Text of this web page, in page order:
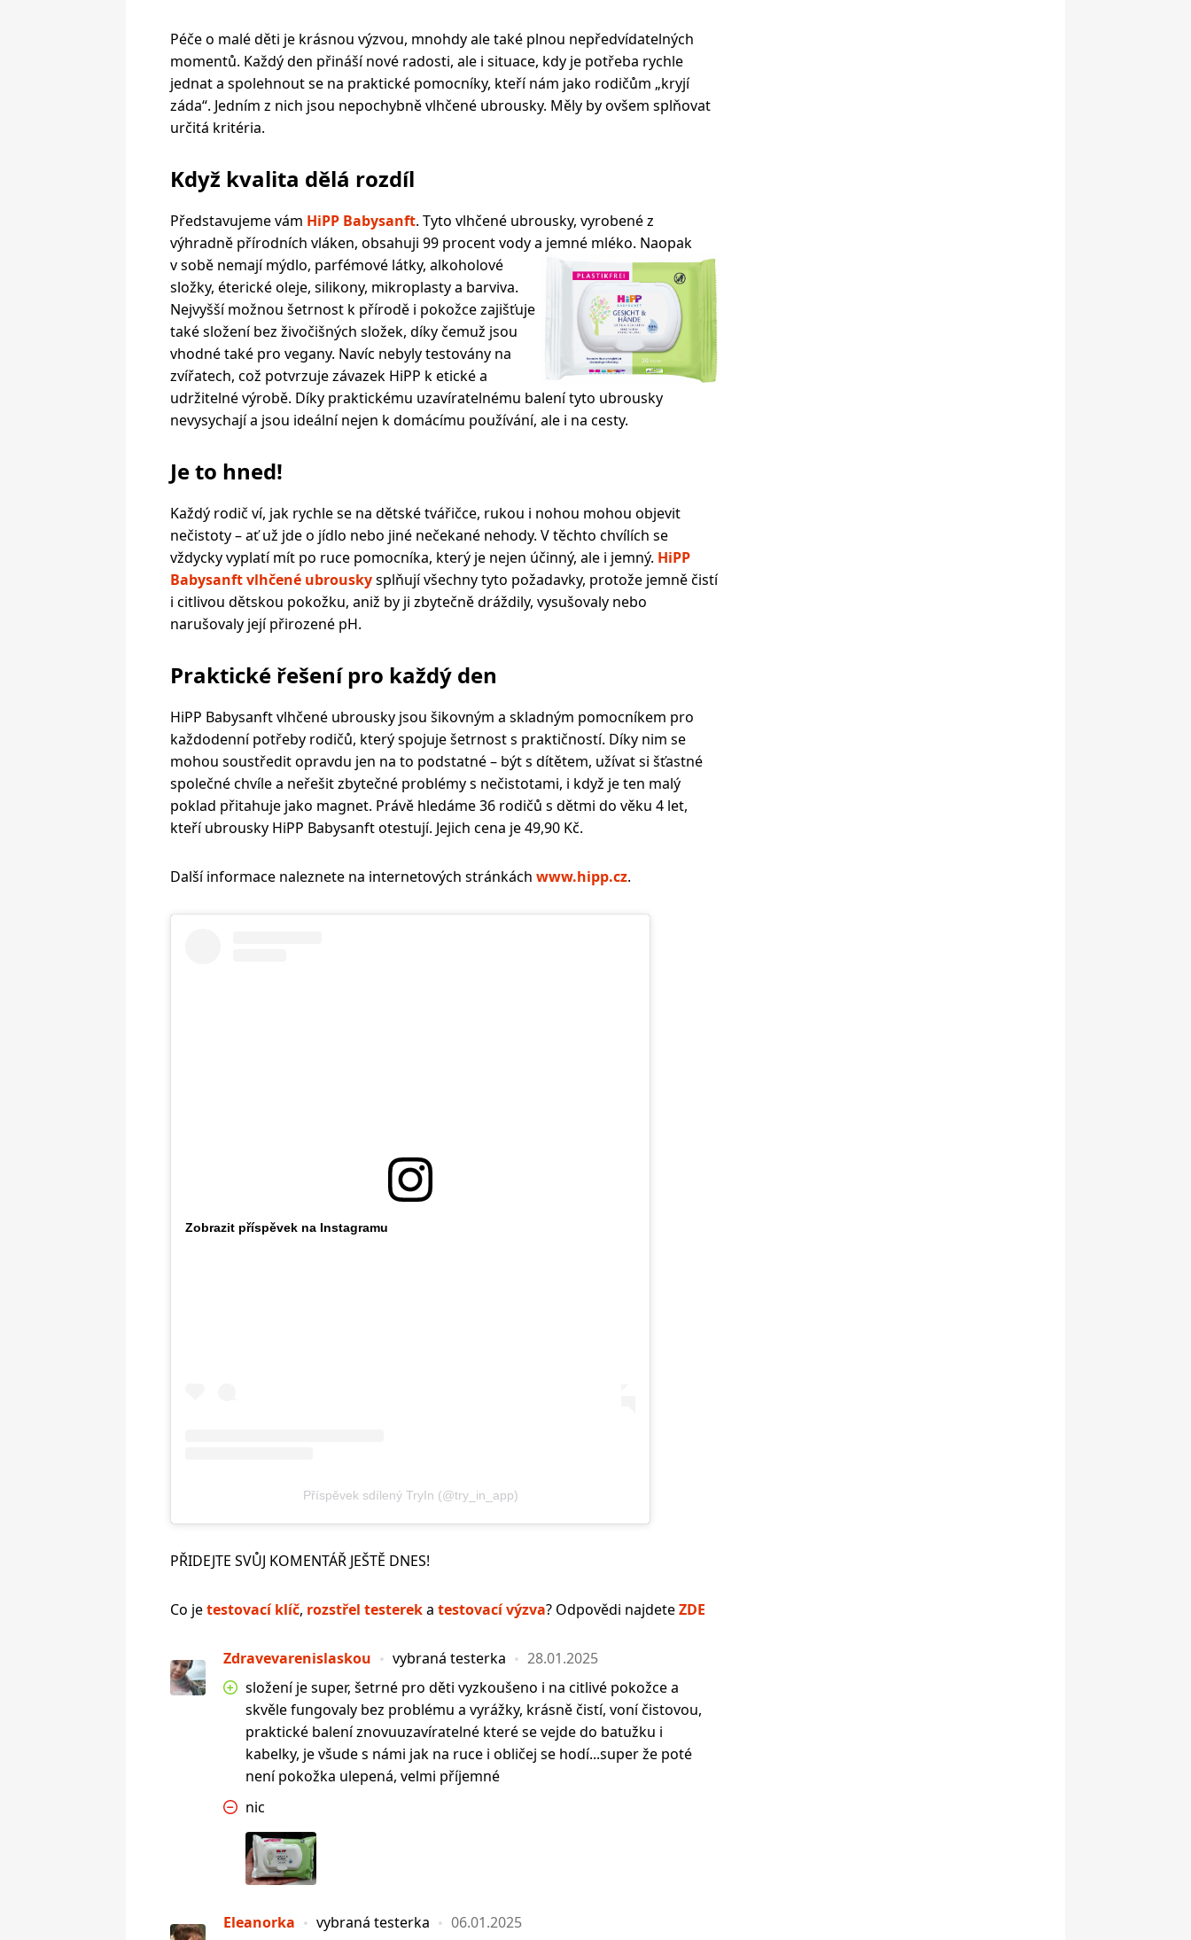
Péče o malé děti je krásnou výzvou, mnohdy ale také plnou nepředvídatelných
momentů. Každý den přináší nové radosti, ale i situace, kdy je potřeba rychle
jednat a spolehnout se na praktické pomocníky, kteří nám jako rodičům „kryjí
záda“. Jedním z nich jsou nepochybně vlhčené ubrousky. Měly by ovšem splňovat
určitá kritéria.
Když kvalita dělá rozdíl
Představujeme vám HiPP Babysanft. Tyto vlhčené ubrousky, vyrobené z
výhradně přírodních vláken, obsahuji 99 procent vody a jemné mléko. Naopak
v sobě nemají mýdlo, parfémové látky, alkoholové
složky, éterické oleje, silikony, mikroplasty a barviva.
Nejvyšší možnou šetrnost k přírodě i pokožce zajišťuje
také složení bez živočišných složek, díky čemuž jsou
vhodné také pro vegany. Navíc nebyly testovány na
zvířatech, což potvrzuje závazek HiPP k etické a
udržitelné výrobě. Díky praktickému uzavíratelnému balení tyto ubrousky
nevysychají a jsou ideální nejen k domácímu používání, ale i na cesty.
Je to hned!
Každý rodič ví, jak rychle se na dětské tvářičce, rukou i nohou mohou objevit
nečistoty – ať už jde o jídlo nebo jiné nečekané nehody. V těchto chvílích se
vždycky vyplatí mít po ruce pomocníka, který je nejen účinný, ale i jemný. HiPP
Babysanft vlhčené ubrouskysplňují všechny tyto požadavky, protože jemně čistí
i citlivou dětskou pokožku, aniž by ji zbytečně dráždily, vysušovaly nebo
narušovaly její přirozené pH.
Praktické řešení pro každý den
HiPP Babysanft vlhčené ubrousky jsou šikovným a skladným pomocníkem pro
každodenní potřeby rodičů, který spojuje šetrnost s praktičností. Díky nim se
mohou soustředit opravdu jen na to podstatné – být s dítětem, užívat si šťastné
společné chvíle a neřešit zbytečné problémy s nečistotami, i když je ten malý
poklad přitahuje jako magnet. Právě hledáme 36 rodičů s dětmi do věku 4 let,
kteří ubrousky HiPP Babysanft otestují. Jejich cena je 49,90 Kč.
Další informace naleznete na internetových stránkách www.hipp.cz.
Zobrazit příspěvek na Instagramu
Příspěvek sdílený TryIn (@try_in_app)
PŘIDEJTE SVŮJ KOMENTÁŘ JEŠTĚ DNES!
Co jetestovací klíč, rozstřel testereka testovací výzva? Odpovědi najdeteZDE
Zdravevarenislaskou vybraná testerka
28.01.2025
složení je super, šetrné pro děti vyzkoušeno i na citlivé pokožce a
skvěle fungovaly bez problému a vyrážky, krásně čistí, voní čistovou,
praktické balení znovuuzavíratelné které se vejde do batužku i
kabelky, je všude s námi jak na ruce i obličej se hodí...super že poté
není pokožka ulepená, velmi příjemné
nic
Eleanorka vybraná testerka 06.01.2025